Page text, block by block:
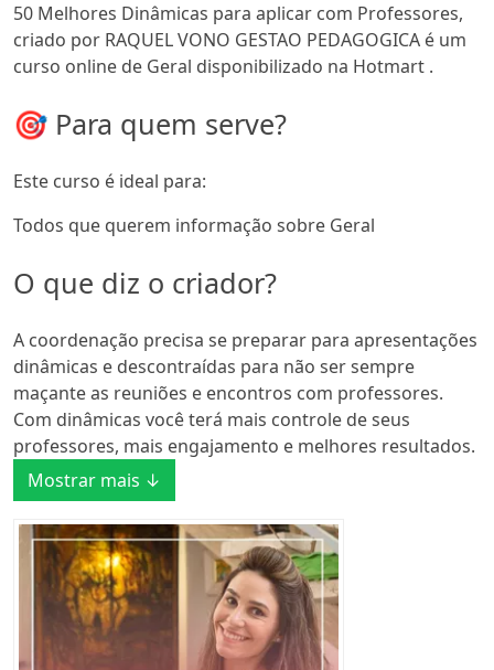
50 Melhores Dinâmicas para aplicar com Professores,
criado por RAQUEL VONO GESTAO PEDAGOGICA é um
curso online de Geral disponibilizado na Hotmart .
🎯 Para quem serve?
Este curso é ideal para:
Todos que querem informação sobre Geral
O que diz o criador?
A coordenação precisa se preparar para apresentações
dinâmicas e descontraídas para não ser sempre
maçante as reuniões e encontros com professores.
Com dinâmicas você terá mais controle de seus
professores, mais engajamento e melhores resultados.
Mostrar mais ↓